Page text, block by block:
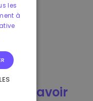
après avoir
les
à